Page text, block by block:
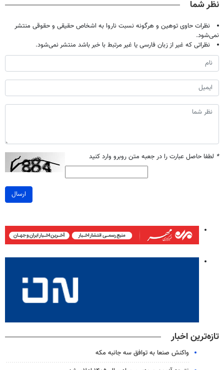
نظر شما
نظرات حاوی توهین و هرگونه نسبت ناروا به اشخاص حقیقی و حقوقی منتشر
نمی‌شود.
نظراتی که غیر از زبان فارسی یا غیر مرتبط با خبر باشد منتشر نمی‌شود.
* لطفا حاصل عبارت را در جعبه متن روبرو وارد کنید
ارسال
تازه‌ترین اخبار
واکنش صنعا به توافق سه جانبه مکه